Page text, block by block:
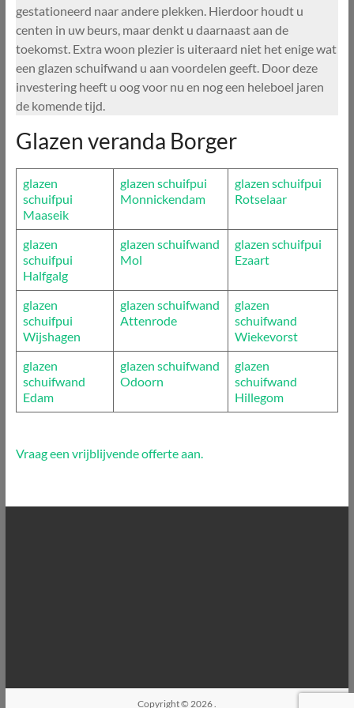
gestationeerd naar andere plekken. Hierdoor houdt u
centen in uw beurs, maar denkt u daarnaast aan de
toekomst. Extra woon plezier is uiteraard niet het enige wat
een glazen schuifwand u aan voordelen geeft. Door deze
investering heeft u oog voor nu en nog een heleboel jaren
de komende tijd.
Glazen veranda Borger
glazen
schuifpui
Maaseik
glazen schuifpui
Monnickendam
glazen schuifpui
Rotselaar
glazen
schuifpui
Halfgalg
glazen schuifwand
Mol
glazen schuifpui
Ezaart
glazen
schuifpui
Wijshagen
glazen schuifwand
Attenrode
glazen
schuifwand
Wiekevorst
glazen
schuifwand
Edam
glazen schuifwand
Odoorn
glazen
schuifwand
Hillegom
Vraag een vrijblijvende offerte aan.
Copyright © 2026